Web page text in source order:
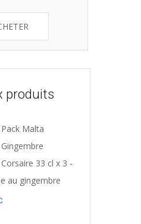
produits
Pack Malta
Gingembre
Corsaire 33 cl x 3 -
au gingembre